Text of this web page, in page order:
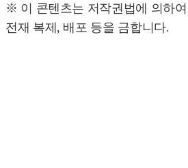
※ 이 콘텐츠는 저작권법에 의하
전재 복제, 배포 등을 금합니다.